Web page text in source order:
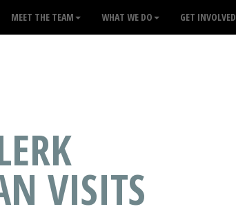
MEET THE TEAM WHAT WE DO GET INVOLVED
VISITS